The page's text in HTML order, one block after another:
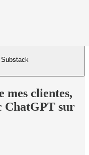
mes clientes,
ChatGPT sur